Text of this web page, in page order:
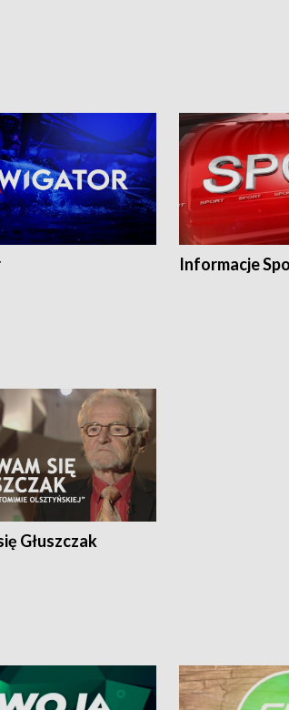
Informacje
Głuszczak